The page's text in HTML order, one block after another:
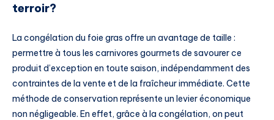
terroir?
La congélation du foie gras offre un avantage de taille :
permettre à tous les carnivores gourmets de savourer ce
produit d’exception en toute saison, indépendamment des
contraintes de la vente et de la fraîcheur immédiate. Cette
méthode de conservation représente un levier économique
non négligeable. En effet, grâce à la congélation, on peut